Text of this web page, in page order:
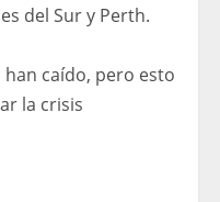
del Sur y Perth.
han caído, pero esto
la crisis